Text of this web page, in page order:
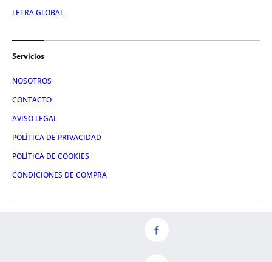
LETRA GLOBAL
Servicios
NOSOTROS
CONTACTO
AVISO LEGAL
POLÍTICA DE PRIVACIDAD
POLÍTICA DE COOKIES
CONDICIONES DE COMPRA